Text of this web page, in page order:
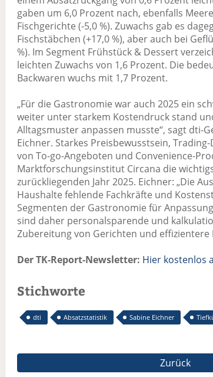
gaben um 6,0 Prozent nach, ebenfalls
Fischgerichte (-5,0 %). Zuwachs gab es
Fischstäbchen (+17,0 %), aber auch bei
%). Im Segment Frühstück & Dessert
leichten Zuwachs von 1,6 Prozent. Die
Backwaren wuchs mit 1,7 Prozent.
„Für die Gastronomie war auch 2025 ein
weiter unter starkem Kostendruck stand
Alltagsmuster anpassen musste“, sagt dti-
Eichner. Starkes Preisbewusstsein,
von To-go-Angeboten und Convenience-
Marktforschungsinstitut Circana die
zurückliegenden Jahr 2025. Eichner: „Die
Haushalte fehlende Fachkräfte und
Segmenten der Gastronomie für
sind daher personalsparende und
Zubereitung von Gerichten und effizientere
Der TK-Report-Newsletter: Hier kostenlos
Stichworte
dti Absatzstatistik Sabine Eichner
Zurück